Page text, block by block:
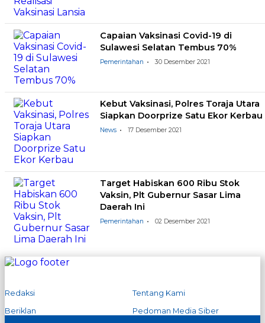
Capaian Vaksinasi Covid-19 di
Sulawesi Selatan Tembus 70%
Pemerintahan 30 Desember 2021
Kebut Vaksinasi, Polres Toraja Utara
Siapkan Doorprize Satu Ekor Kerbau
News 17 Desember 2021
Target Habiskan 600 Ribu Stok
Vaksin, Plt Gubernur Sasar Lima
Daerah Ini
Pemerintahan 02 Desember 2021
Redaksi
Tentang Kami
Beriklan
Pedoman Media Siber